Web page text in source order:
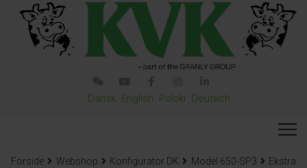
Dansk English Polski Deutsch
Forside Webshop Konfigurator DK Model 650-SP3 Ekstra